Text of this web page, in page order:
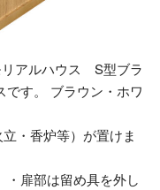
リアルハウス S型ブラ
です。 ブラウン・ホワ
・香炉等）が置けま
・扉部は留め具を外し